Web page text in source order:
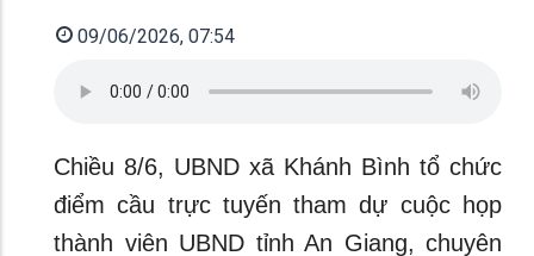
09/06/2026, 07:54
Chiều 8/6, UBND xã Khánh Bình tổ chức
điểm cầu trực tuyến tham dự cuộc họp
thành viên UBND tỉnh An Giang, chuyên